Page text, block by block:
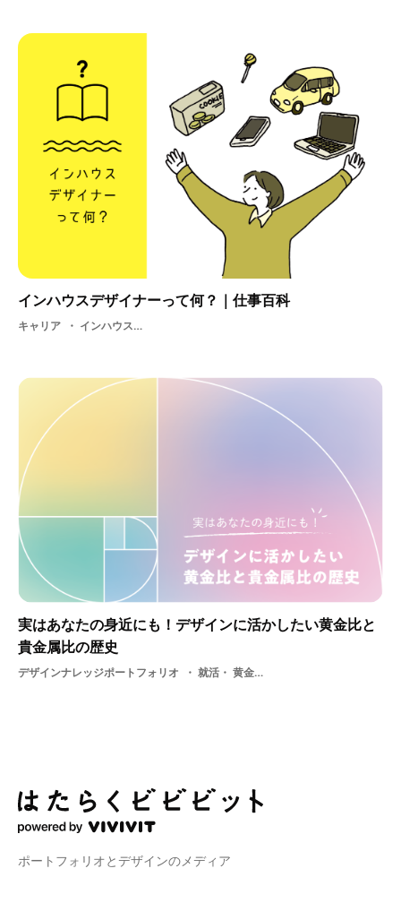
インハウスデザイナーって何？｜仕事百科
キャリア インハウス・ メーカー・ 学生・ デザイン・ 就活・ インハウスデザイナー
実はあなたの身近にも！デザインに活かしたい黄金比と
貴金属比の歴史
デザインナレッジポートフォリオ 就活・ 黄金比・ グラフィック・ グラフィックデザイン・ デザイングラフィック・ デザイン史・ 図形・ 学生・ ロゴ・ デザイン
ポートフォリオとデザインのメディア